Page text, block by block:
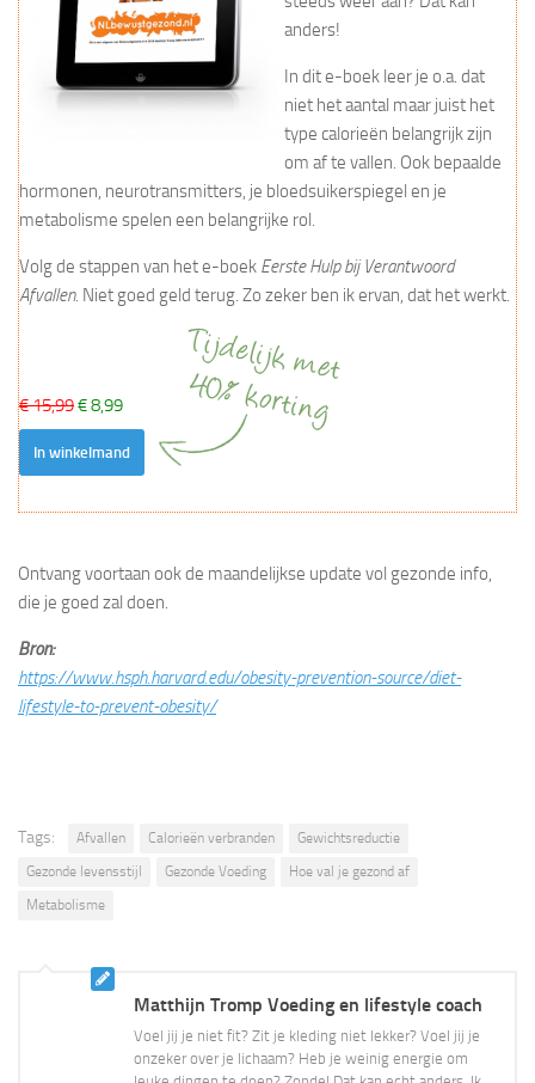
anders!
In dit e-boek leer je o.a. dat
niet het aantal maar juist het
type calorieën belangrijk zijn
om af te vallen. Ook bepaalde
hormonen, neurotransmitters, je bloedsuikerspiegel en je
metabolisme spelen een belangrijke rol.
Volg de stappen van het e-boek Eerste Hulp bij Verantwoord
Afvallen. Niet goed geld terug. Zo zeker ben ik ervan, dat het werkt.
€ 15,99€ 8,99
In winkelmand
Ontvang voortaan ook de maandelijkse update vol gezonde info,
die je goed zal doen.
Bron:
https://www.hsph.harvard.edu/obesity-prevention-source/diet-
lifestyle-to-prevent-obesity/
Tags: Afvallen Calorieën verbranden
Gewichtsreductie
Gezonde levensstijl
Gezonde Voeding
Hoe val je gezond af
Metabolisme
Matthijn Tromp Voeding en lifestyle coach
Voel jij je niet fit? Zit je kleding niet lekker? Voel jij je
onzeker over je lichaam? Heb je weinig energie om